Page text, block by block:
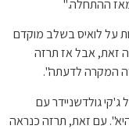
ההתחלה."
על לואיס בשלב מוקדם
זאת, אבל אז תרזה
המקרה לדעתה".
גולדשניידר עם
עם זאת, תרזה כנראה